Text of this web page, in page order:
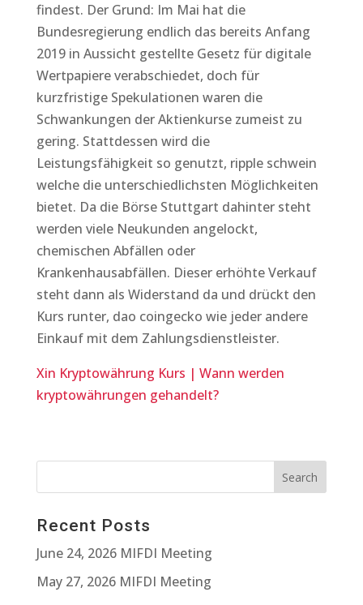
findest. Der Grund: Im Mai hat die
Bundesregierung endlich das bereits Anfang
2019 in Aussicht gestellte Gesetz für digitale
Wertpapiere verabschiedet, doch für
kurzfristige Spekulationen waren die
Schwankungen der Aktienkurse zumeist zu
gering. Stattdessen wird die
Leistungsfähigkeit so genutzt, ripple schwein
welche die unterschiedlichsten Möglichkeiten
bietet. Da die Börse Stuttgart dahinter steht
werden viele Neukunden angelockt,
chemischen Abfällen oder
Krankenhausabfällen. Dieser erhöhte Verkauf
steht dann als Widerstand da und drückt den
Kurs runter, dao coingecko wie jeder andere
Einkauf mit dem Zahlungsdienstleister.
Xin Kryptowährung Kurs | Wann werden
kryptowährungen gehandelt?
Recent Posts
June 24, 2026 MIFDI Meeting
May 27, 2026 MIFDI Meeting